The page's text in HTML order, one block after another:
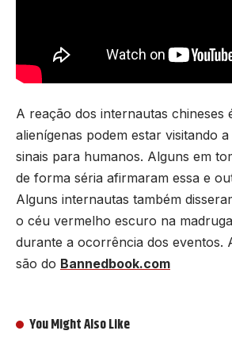
A reação dos internautas chineses
alienígenas podem estar visitando
sinais para humanos. Alguns em
de forma séria afirmaram essa e
Alguns internautas também
o céu vermelho escuro na
durante a ocorrência dos eventos.
são do Bannedbook.com
You Might Also Like